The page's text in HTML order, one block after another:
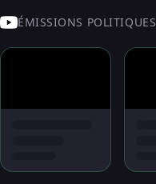
ÉMISSIONS POLITIQUES